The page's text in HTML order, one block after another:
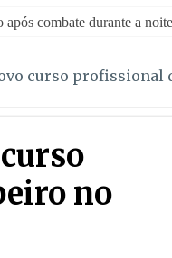
curso profissional
no